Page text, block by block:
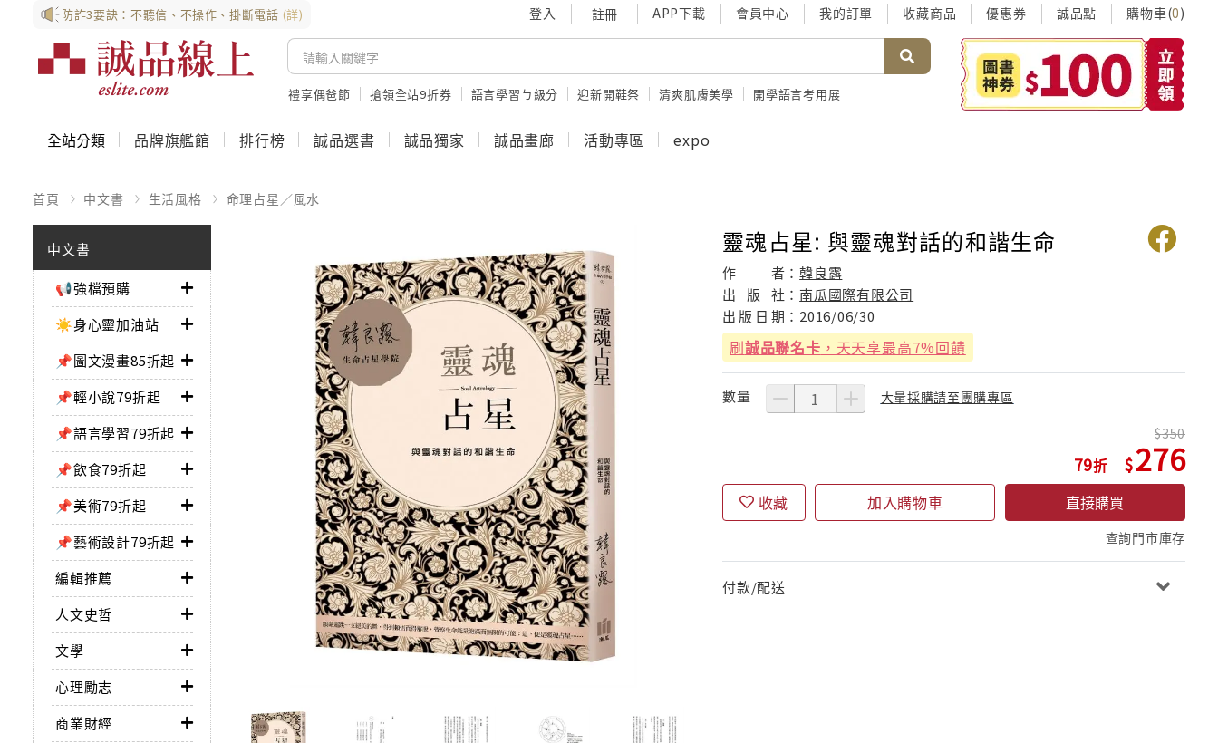
防詐3要訣：不聽信、不操作、掛斷電話 (詳) 登入 註冊 APP下載 會員中心 我的訂單 收藏商品 優惠券 誠品點 購物車(0)
禮享偶爸節 搶領全站9折券 語言學習ㄅ級分 迎新開鞋祭 清爽肌膚美學 開學語言考用展
全站分類 品牌旗艦館 排行榜 誠品選書 誠品獨家 誠品畫廊 活動專區 expo
首頁 中文書 生活風格 命理占星／風水
中文書
📢強檔預購
☀️身心靈加油站
📌圖文漫畫85折起
📌輕小說79折起
📌語言學習79折起
📌飲食79折起
📌美術79折起
📌藝術設計79折起
編輯推薦
人文史哲
文學
心理勵志
商業財經
靈魂占星: 與靈魂對話的和諧生命
作 者：韓良露
出
版 社： 南瓜國際有限公司
出 版 日 期： 2016/06/30
刷誠品聯名卡 ，天天享最高7%回饋
數量 大量採購請至團購專區
79
350
276
收藏 加入購物車 直接購買
查詢門市庫存
付款/配送